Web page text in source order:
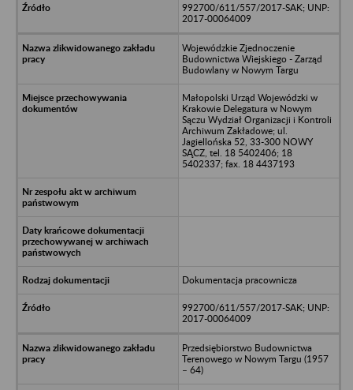
992700/611/557/2017-SAK; UNP:
2017-00064009
Wojewódzkie Zjednoczenie
Budownictwa Wiejskiego - Zarząd
Budowlany w Nowym Targu
Małopolski Urząd Wojewódzki w
Krakowie Delegatura w Nowym
Sączu Wydział Organizacji i Kontroli
Archiwum Zakładowe; ul.
Jagiellońska 52, 33-300 NOWY
SĄCZ, tel. 18 5402406; 18
5402337; fax. 18 4437193
Dokumentacja pracownicza
992700/611/557/2017-SAK; UNP:
2017-00064009
Przedsiębiorstwo Budownictwa
Terenowego w Nowym Targu (1957
– 64)